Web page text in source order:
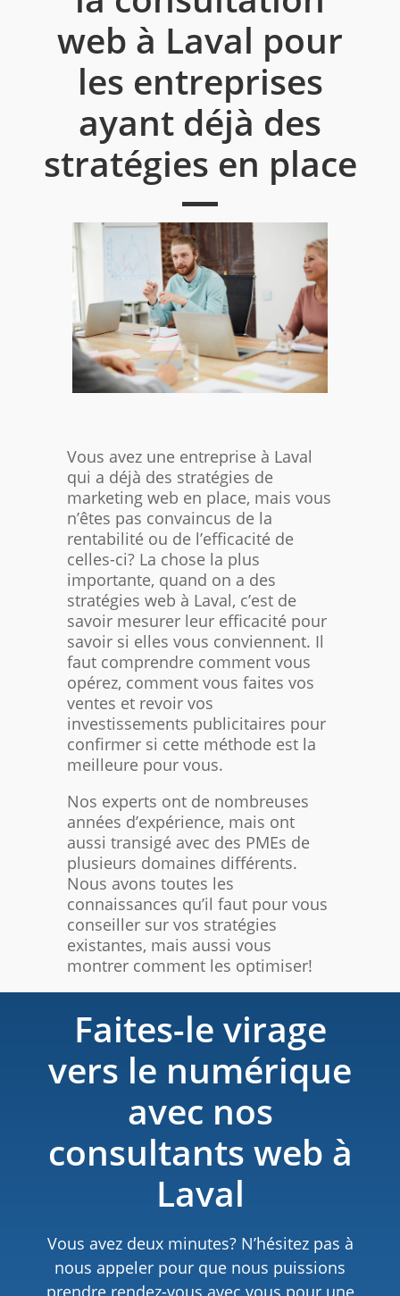
web à Laval pour
les entreprises
ayant déjà des
stratégies en place
Vous avez une entreprise à Laval​
qui a déjà des stratégies de
marketing web en place, mais vous
n’êtes pas convaincus de la
rentabilité ou de l’efficacité de
celles-ci? La chose la plus
importante, quand on a des
stratégies web à Laval, c’est de
savoir mesurer leur efficacité pour
savoir si elles vous conviennent. Il
faut comprendre comment vous
opérez, comment vous faites vos
ventes et revoir vos
investissements publicitaires pour
confirmer si cette méthode est la
meilleure pour vous.
Nos experts ont de nombreuses
années d’expérience, mais ont
aussi transigé avec des PMEs de
plusieurs domaines différents.
Nous avons toutes les
connaissances qu’il faut pour vous
conseiller sur vos stratégies
existantes, mais aussi vous
montrer comment les optimiser!
Faites-le virage
vers le numérique
avec nos
consultants web à
Laval
Vous avez deux minutes? N’hésitez pas à
nous appeler pour que nous puissions
prendre rendez-vous avec vous pour une